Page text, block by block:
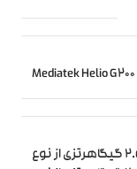
Mediatek Helio
هشت هسته‌ای (دو هسته 2.5 گیگاهرتزی از نوع